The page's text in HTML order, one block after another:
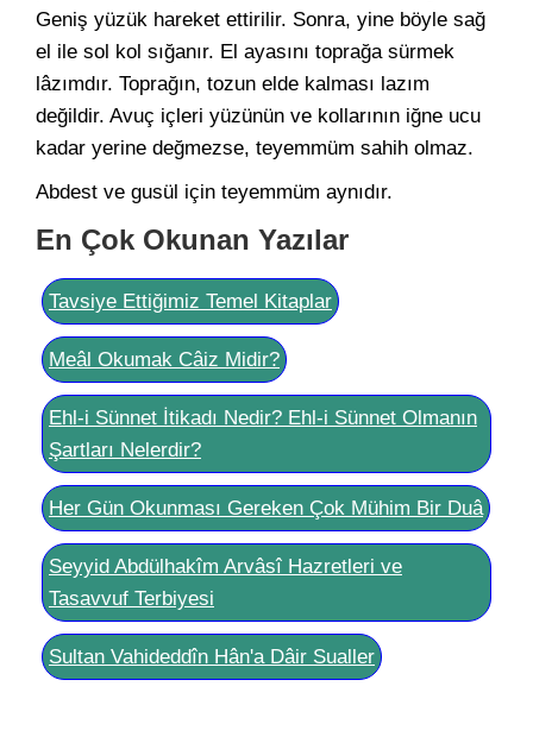
Geniş yüzük hareket ettirilir. Sonra, yine böyle sağ
el ile sol kol sığanır. El ayasını toprağa sürmek
lâzımdır. Toprağın, tozun elde kalması lazım
değildir. Avuç içleri yüzünün ve kollarının iğne ucu
kadar yerine değmezse, teyemmüm sahih olmaz.
Abdest ve gusül için teyemmüm aynıdır.
En Çok Okunan Yazılar
Tavsiye Ettiğimiz Temel Kitaplar
Meâl Okumak Câiz Midir?
Ehl-i Sünnet İtikadı Nedir? Ehl-i Sünnet Olmanın
Şartları Nelerdir?
Her Gün Okunması Gereken Çok Mühim Bir Duâ
Seyyid Abdülhakîm Arvâsî Hazretleri ve
Tasavvuf Terbiyesi
Sultan Vahideddîn Hân'a Dâir Sualler